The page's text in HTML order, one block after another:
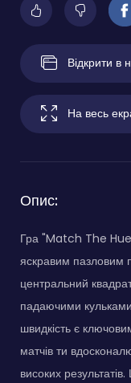
Відкрити в
На весь
Опис:
Гра "Match The
яскравим пазловим
центральний
падаючими
швидкість є
матчів ти
високих